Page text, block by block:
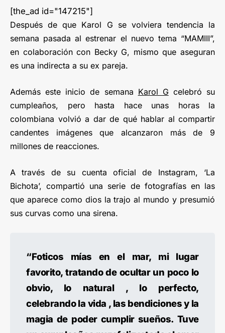
[the_ad id="147215"]
Después de que Karol G se volviera tendencia la
semana pasada al estrenar el nuevo tema “MAMIII”,
en colaboración con Becky G, mismo que aseguran
es una indirecta a su ex pareja.
Además este inicio de semana Karol G celebró su
cumpleaños, pero hasta hace unas horas la
colombiana volvió a dar de qué hablar al compartir
candentes imágenes que alcanzaron más de 9
millones de reacciones.
A través de su cuenta oficial de Instagram, ‘La
Bichota’, compartió una serie de fotografías en las
que aparece como dios la trajo al mundo y presumió
sus curvas como una sirena.
“Foticos mías en el mar, mi lugar
favorito, tratando de ocultar un poco lo
obvio, lo natural , lo perfecto,
celebrando la vida , las bendiciones y la
magia de poder cumplir sueños. Tuve